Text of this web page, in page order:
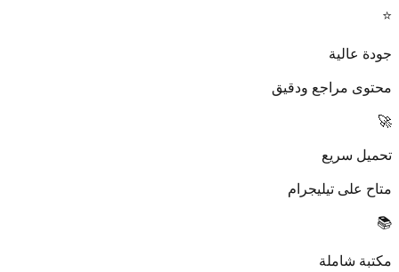
⭐
جودة عالية
محتوى مراجع ودقيق
🚀
تحميل سريع
متاح على تيليجرام
📚
مكتبة شاملة